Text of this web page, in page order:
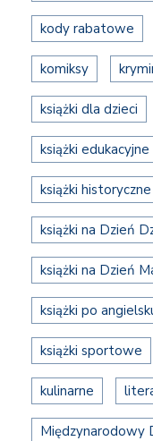
kody rabatowe
komiksy
książki dla dzieci
książki edukacyjne
książki historyczne
książki na Dzień
książki na Dzień
książki po
książki sportowe
kulinarne
Międzynarodowy